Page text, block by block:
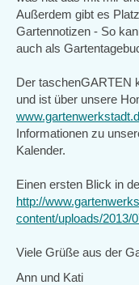
Außerdem gibt es
Gartennotizen - So
auch als
Der taschenGARTEN
und ist über unsere
Informationen zu
Kalender.
Einen ersten Blick in
http://
content/uploads/2013/
Viele Grüße aus der
Ann und Kati